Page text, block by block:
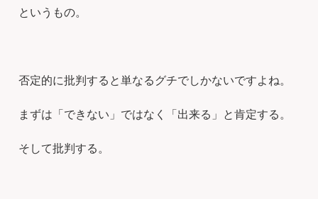
というもの。
否定的に批判すると単なるグチでしかないですよね。
まずは「できない」ではなく「出来る」と肯定する。
そして批判する。